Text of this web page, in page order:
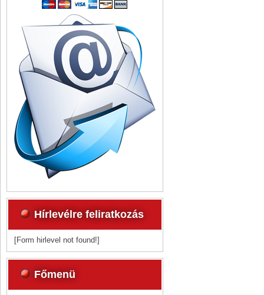
Hírlevélre feliratkozás
[Form hirlevel not found!]
Főmenü